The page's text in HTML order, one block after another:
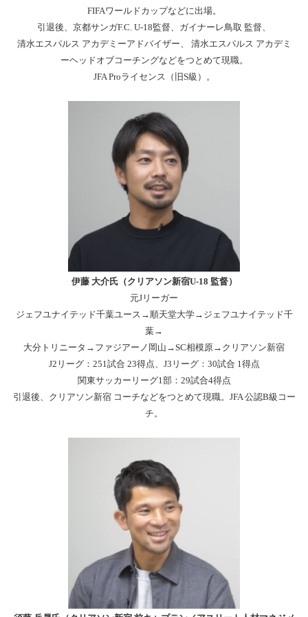
FIFAワールドカップなどに出場。
引退後、京都サンガF.C. U-18監督、ガイナーレ鳥取 監督、
清水エスパルス アカデミーアドバイザー、 清水エスパルス アカデミ
ーヘッドオブコーチングなどをつとめて現職。
JFA Proライセンス（旧S級）。
伊藤 大介氏（クリアソン新宿U-18 監督）
元Jリーガー
ジェフユナイテッド千葉ユース→順天堂大学→ジェフユナイテッド千
葉→
大分トリニータ→ファジアーノ岡山→SC相模原→クリアソン新宿
J2 リーグ：251試合 23得点、J3リーグ：30試合 1得点
関東サッカーリーグ1部：29試合4得点
引退後、クリアソン新宿 コーチなどをつとめて現職。JFA 公認B級コー
チ。